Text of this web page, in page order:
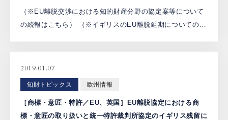
（※EU離脱交渉における知的財産分野の協定案等について
の続報はこちら） （※イギリスのEU離脱延期についての続
[…]
2019.01.07
知財トピックス 欧州情報
［商標・意匠・特許／EU、英国］EU離脱協定における商
標・意匠の取り扱いと統一特許裁判所協定のイギリス残留に